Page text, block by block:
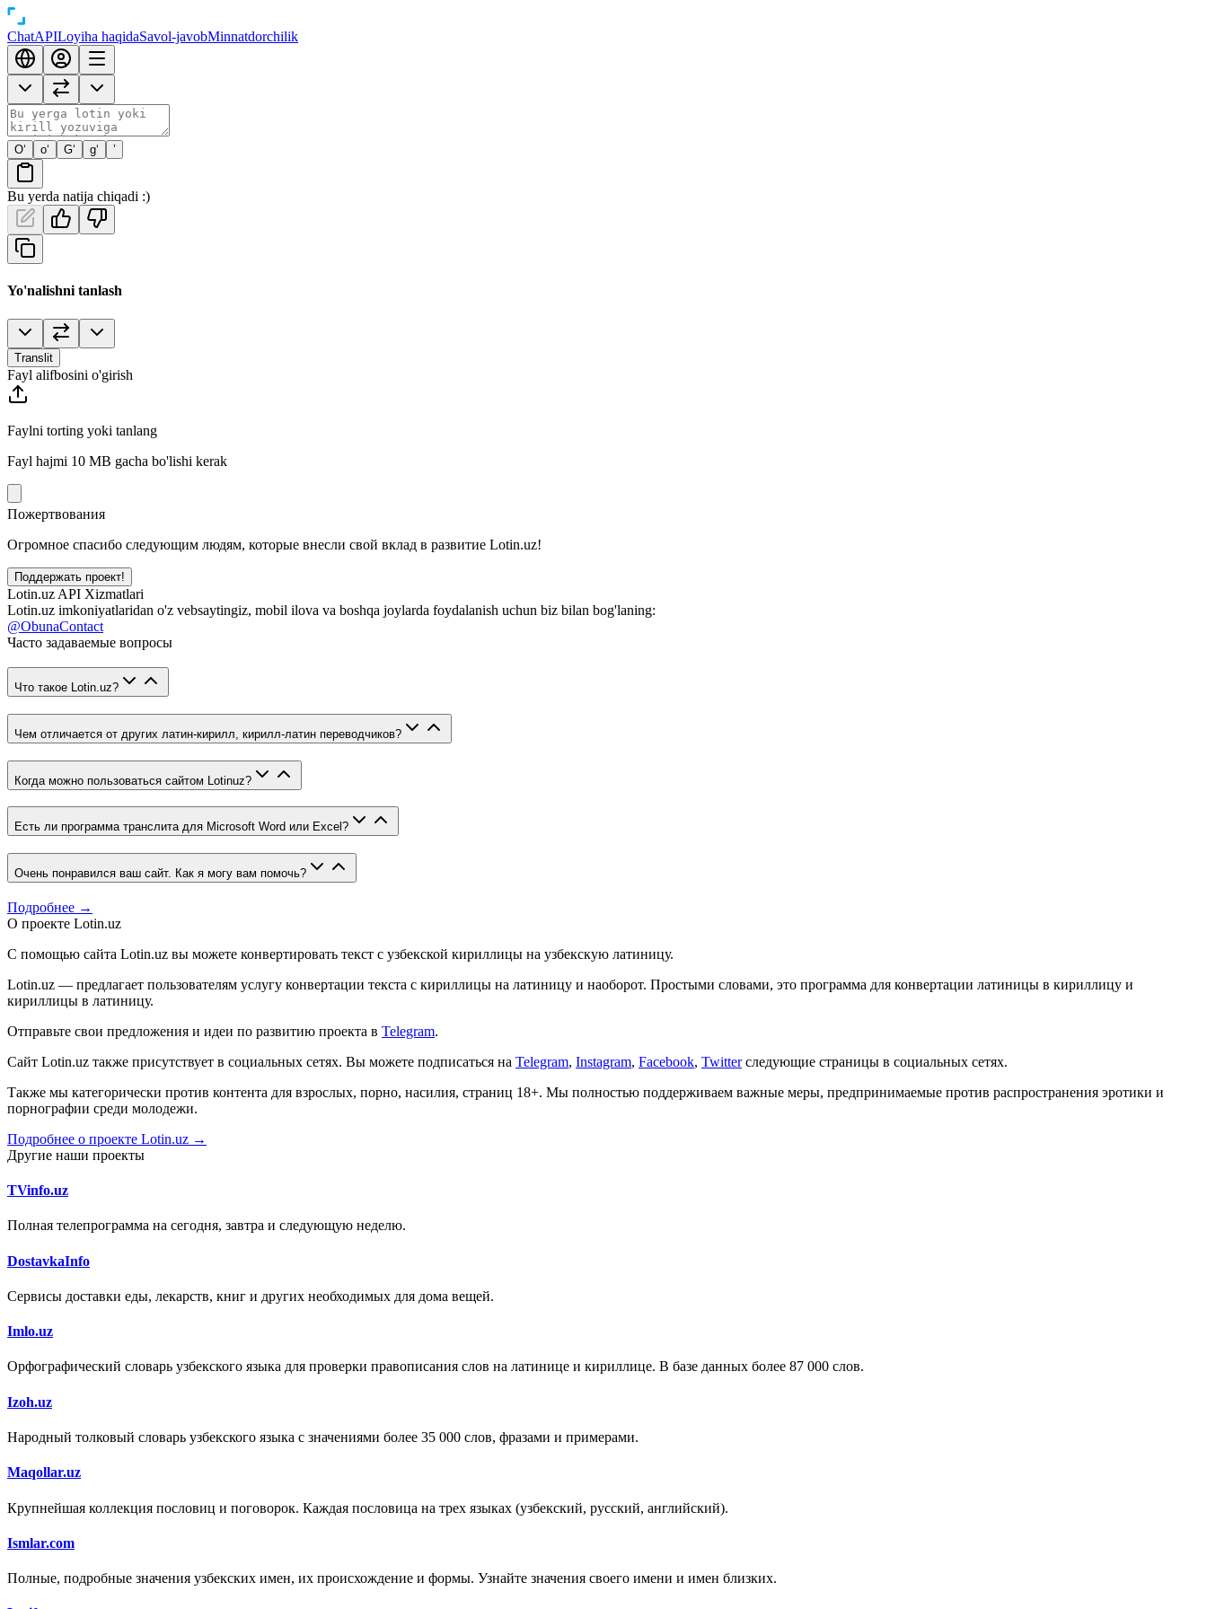
ChatAPILoyiha haqidaSavol-javobMinnatdorchilik
O‘ o‘ G‘ g‘ ’
Bu yerda natija chiqadi :)
Yo'nalishni tanlash
Translit
Fayl alifbosini o'girish
Faylni torting yoki tanlang
Fayl hajmi 10 MB gacha bo'lishi kerak
Пожертвования
Огромное спасибо следующим людям, которые внесли свой вклад в развитие Lotin.uz!
Поддержать проект!
Lotin.uz API Xizmatlari
Lotin.uz imkoniyatlaridan o'z vebsaytingiz, mobil ilova va boshqa joylarda foydalanish uchun biz bilan bog'laning:
@ObunaContact
Часто задаваемые вопросы
Что такое Lotin.uz?
Чем отличается от других латин-кирилл, кирилл-латин переводчиков?
Когда можно пользоваться сайтом Lotinuz?
Есть ли программа транслита для Microsoft Word или Excel?
Очень понравился ваш сайт. Как я могу вам помочь?
Подробнее →
О проекте Lotin.uz
С помощью сайта Lotin.uz вы можете конвертировать текст с узбекской кириллицы на узбекскую латиницу.
Lotin.uz — предлагает пользователям услугу конвертации текста с кириллицы на латиницу и наоборот. Простыми словами, это программа для конвертации латиницы в кириллицу и
кириллицы в латиницу.
Отправьте свои предложения и идеи по развитию проекта в Telegram.
Сайт Lotin.uz также присутствует в социальных сетях. Вы можете подписаться на Telegram, Instagram, Facebook, Twitter следующие страницы в социальных сетях.
Также мы категорически против контента для взрослых, порно, насилия, страниц 18+. Мы полностью поддерживаем важные меры, предпринимаемые против распространения эротики и
порнографии среди молодежи.
Подробнее о проекте Lotin.uz →
Другие наши проекты
TVinfo.uz
Полная телепрограмма на сегодня, завтра и следующую неделю.
DostavkaInfo
Сервисы доставки еды, лекарств, книг и других необходимых для дома вещей.
Imlo.uz
Орфографический словарь узбекского языка для проверки правописания слов на латинице и кириллице. В базе данных более 87 000 слов.
Izoh.uz
Народный толковый словарь узбекского языка с значениями более 35 000 слов, фразами и примерами.
Maqollar.uz
Крупнейшая коллекция пословиц и поговорок. Каждая пословица на трех языках (узбекский, русский, английский).
Ismlar.com
Полные, подробные значения узбекских имен, их происхождение и формы. Узнайте значения своего имени и имен близких.